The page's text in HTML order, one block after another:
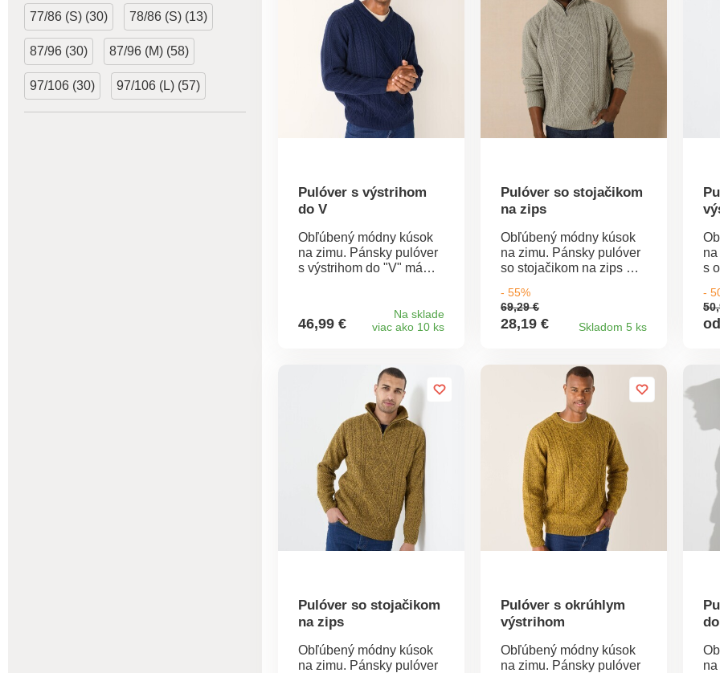
77/86 (S) (30) 78/86 (S) (13)
87/96 (30) 87/96 (M) (58)
97/106 (30) 97/106 (L) (57)
spektrum škodlivých látok
a výrobok je bezpečný
nad rámec platných
noriem. Možno prať v
práčke.
a
Pulóver s výstrihom
do V
Obľúbený módny kúsok
na zimu. Pánsky pulóver
s výstrihom do "V" má
rukávy z ryžového vzoru.
Zakončený vrúbkovaným
spodnom okraji. Perte
46,99 €
Na sklade
viac ako 10 ks
Pulóver so stojačikom
na zips
Obľúbený módny kúsok
na zimu. Pánsky pulóver
so stojačikom na zips má
írskom štýle. Chrbát a
rukávy z ryžového vzoru.
Zakončenie do
rukávov a na spodnom
okraji. Možno prať v
- 55%
69,29 €
28,19 € Skladom 5 ks
s
-
Pulóver so stojačikom
na zips
Obľúbený módny kúsok
na zimu. Pánsky pulóver
Pulóver s okrúhlym
výstrihom
Obľúbený módny kúsok
na zimu. Pánsky pulóver